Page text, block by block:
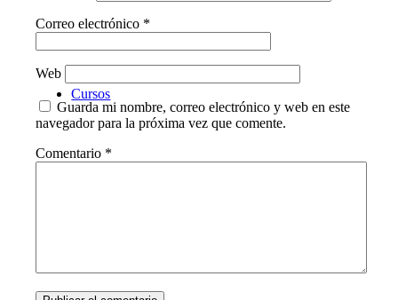
Cursos
Correo electrónico *
Web
Guarda mi nombre, correo electrónico y web en este
navegador para la próxima vez que comente.
Comentario *